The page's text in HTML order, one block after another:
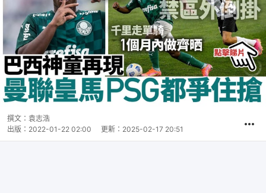
撰文： 袁志浩
出版： 2022-01-22 02:00 更新： 2025-02-17 20:51